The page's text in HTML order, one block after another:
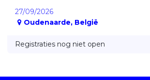
27/09/2026
Oudenaarde, België
Registraties nog niet open